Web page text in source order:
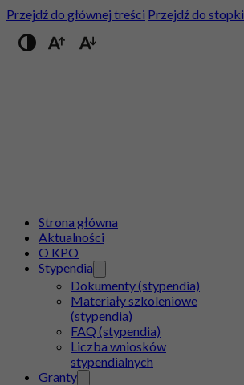
Przejdź do głównej treści Przejdź do stopki
Przełącz na wysoki kontrast
Strona główna
Aktualności
O KPO
Stypendia
Dokumenty (stypendia)
Materiały szkoleniowe
(stypendia)
FAQ (stypendia)
Liczba wniosków
stypendialnych
Granty